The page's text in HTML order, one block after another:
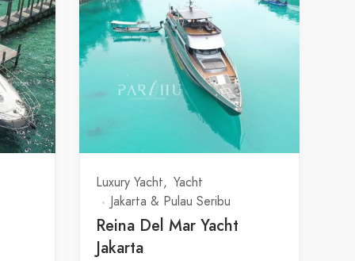
Luxury Yacht
Yacht
Jakarta & Pulau Seribu
Reina Del Mar Yacht
Jakarta